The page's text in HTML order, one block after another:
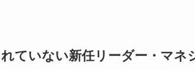
ていない新任リーダー・マネ